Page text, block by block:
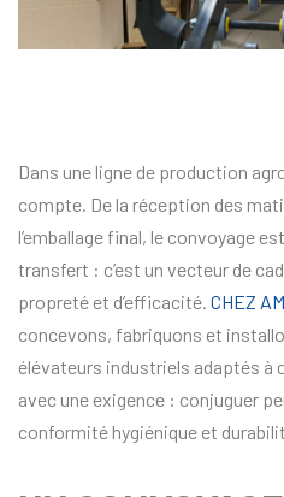
Dans une ligne de production
compte. De la réception des
l’emballage final, le convoyage
transfert : c’est un vecteur de
propreté et d’efficacité. CHEZ
concevons, fabriquons et
élévateurs industriels adaptés à
avec une exigence : conjuguer
conformité hygiénique et